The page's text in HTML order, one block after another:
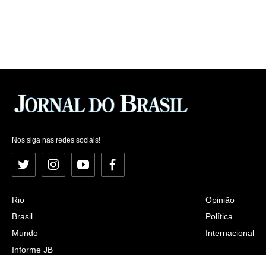
Nos siga nas redes sociais!
Twitter InstagramYouTubeFacebook
Rio
Brasil
Mundo
Informe JB
Opinião
Política
Internacional